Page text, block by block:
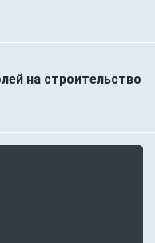
на строительство